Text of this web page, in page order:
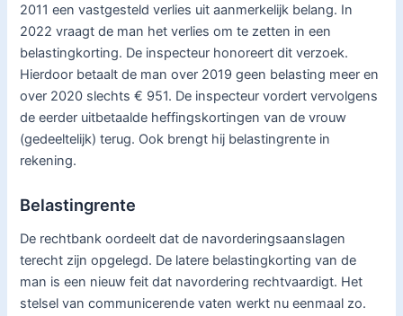
2011 een vastgesteld verlies uit aanmerkelijk belang. In
2022 vraagt de man het verlies om te zetten in een
belastingkorting. De inspecteur honoreert dit verzoek.
Hierdoor betaalt de man over 2019 geen belasting meer en
over 2020 slechts € 951. De inspecteur vordert vervolgens
de eerder uitbetaalde heffingskortingen van de vrouw
(gedeeltelijk) terug. Ook brengt hij belastingrente in
rekening.
Belastingrente
De rechtbank oordeelt dat de navorderingsaanslagen
terecht zijn opgelegd. De latere belastingkorting van de
man is een nieuw feit dat navordering rechtvaardigt. Het
stelsel van communicerende vaten werkt nu eenmaal zo.